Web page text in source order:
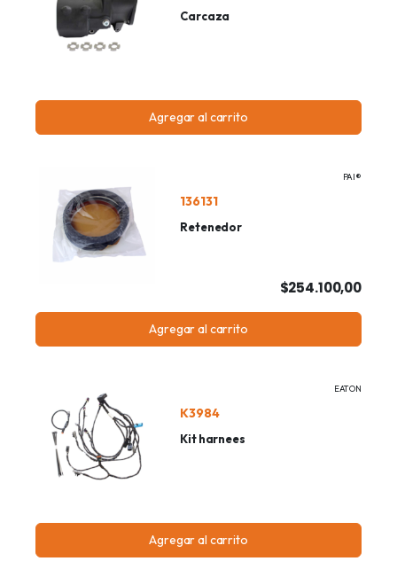
Carcaza
Agregar al carrito
PAI®
136131
Retenedor
$254.100,00
Agregar al carrito
EATON
K3984
Kit harnees
Agregar al carrito